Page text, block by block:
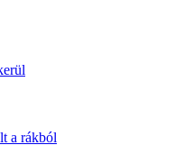
a rákból